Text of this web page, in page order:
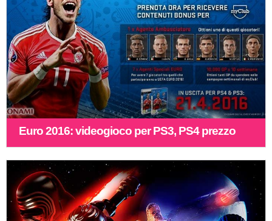
Euro 2016: videogioco per PS3, PS4 prezzo